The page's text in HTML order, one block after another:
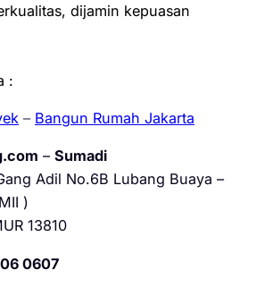
dijamin kepuasan
:
– Bangun Rumah Jakarta
– Sumadi
Adil No.6B Lubang Buaya –
)
13810
0607